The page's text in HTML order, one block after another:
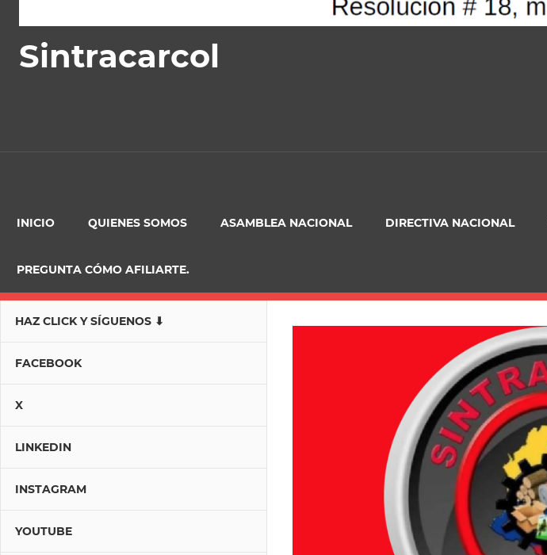
Sintracarcol
INICIO QUIENES SOMOS ASAMBLEA NACIONAL DIRECTIVA NACIONAL
PREGUNTA CÓMO AFILIARTE.
HAZ CLICK Y SÍGUENOS ⬇
FACEBOOK
X
LINKEDIN
INSTAGRAM
YOUTUBE